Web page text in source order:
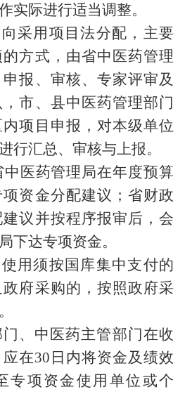
实际进行适当调整。
采用项目法分配，主要
方式，由省中医药管理
报、审核、专家评审及
市、县中医药管理部门
项目申报，对本级单位
行汇总、审核与上报。
中医药管理局在年度预算
资金分配建议；省财政
议并按程序报审后，会
下达专项资金。
用须按国库集中支付的
府采购的，按照政府采
、中医药主管部门在收
在30 日内将资金及绩效
专项资金使用单位或个